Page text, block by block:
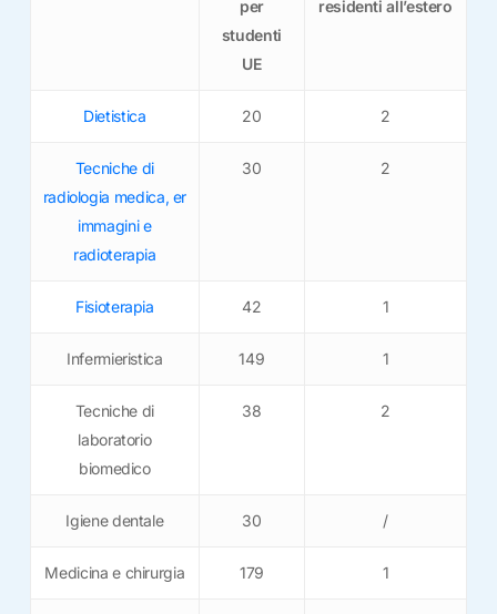
per
studenti
UE
residenti all’estero
Dietistica 20 2
Tecniche di
radiologia medica, er
immagini e
radioterapia
30 2
Fisioterapia 42 1
Infermieristica 149 1
Tecniche di
laboratorio
biomedico
38 2
Igiene dentale 30 /
Medicina e chirurgia 179 1